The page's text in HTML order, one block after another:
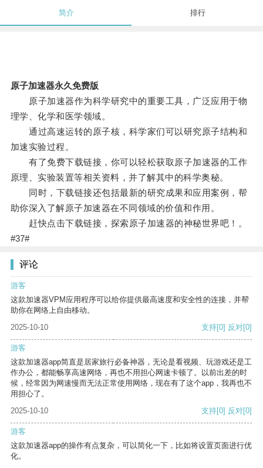
简介 排行
原子加速器永久免费版
原子加速器作为科学研究中的重要工具，广泛应用于物
理学、化学和医学领域。
通过高速运转的原子核，科学家们可以研究原子结构和
加速实验过程。
有了免费下载链接，你可以轻松获取原子加速器的工作
原理、实验装置等相关资料，并了解其中的科学奥秘。
同时，下载链接还包括最新的研究成果和应用案例，帮
助你深入了解原子加速器在不同领域的价值和作用。
赶快点击下载链接，探索原子加速器的神秘世界吧！。
#37#
评论
游客
这款加速器VPM应用程序可以给你提供最高速度和安全性的连接，并帮
助你在网络上自由移动。
2025-10-10
支持[0] 反对[0]
游客
这款加速器app简直是居家旅行必备神器，无论是看视频、玩游戏还是工
作办公，都能畅享高速网络，再也不用担心网速卡顿了。以前出差的时
候，经常因为网速慢而无法正常使用网络，现在有了这个app，我再也不
用担心了。
2025-10-10
支持[0] 反对[0]
游客
这款加速器app的操作有点复杂，可以简化一下，比如将设置页面进行优
化。